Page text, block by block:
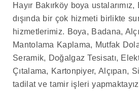
Hayır Bakırköy boya
dışında bir çok hizmeti birlikte
hizmetlerimiz. Boya, Badana,
Mantolama Kaplama, Mutfak
Seramik, Doğalgaz Tesisatı,
Çıtalama, Kartonpiyer, Alçıpan,
tadilat ve tamir işleri yapmaktayız